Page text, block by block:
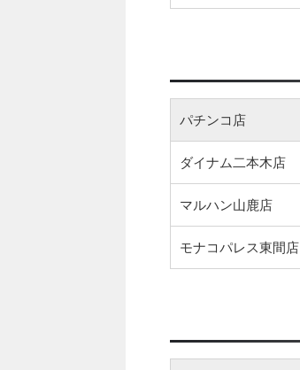
パチンコ店
ダイナム二本木店
マルハン山鹿店
モナコパレス東間店